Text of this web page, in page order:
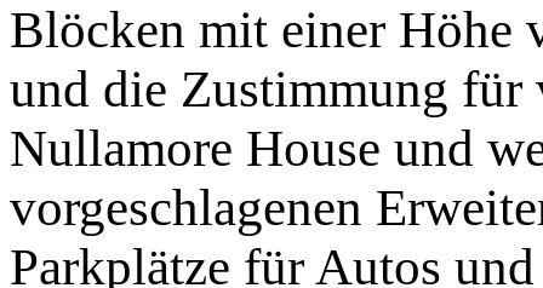
Blöcken mit einer Höhe
und die Zustimmung für
Nullamore House und
vorgeschlagenen
Parkplätze für Autos